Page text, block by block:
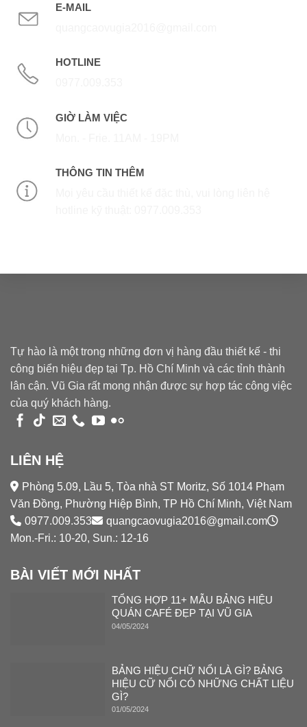
E-MAIL
HOTLINE
GIỜ LÀM VIỆC
THÔNG TIN THÊM
Tự hào là một trong những đơn vị hàng đầu thiết kế - thi
công biển hiệu đẹp tại Tp. Hồ Chí Minh và các tỉnh thành
lân cận. Vũ Gia rất mong nhận được sự hợp tác công việc
của quý khách hàng.
LIÊN HỆ
Phòng 5.09, Lầu 5, Tòa nhà ST Moritz, Số 1014 Phạm
Văn Đồng, Phường Hiệp Bình, TP Hồ Chí Minh, Việt Nam
0977.009.353
quangcaovugia2016@gmail.com
Mon.-Fri.: 10-20, Sun.: 12-16
BÀI VIẾT MỚI NHẤT
TỔNG HỢP 11+ MẪU BẢNG HIỆU
QUÁN CAFÉ ĐẸP TẠI VŨ GIA
04/05/2024
BẢNG HIỆU CHỮ NỔI LÀ GÌ? BẢNG
HIỆU CỮ NỔI CÓ NHỮNG CHẤT LIỆU
GÌ?
01/05/2024